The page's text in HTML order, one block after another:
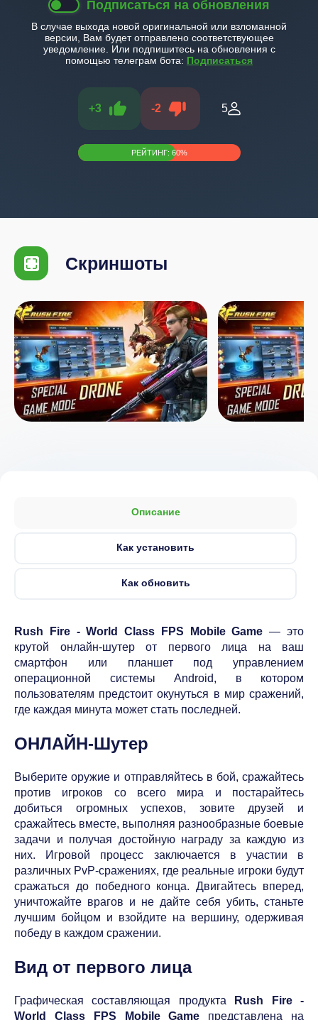
Подписаться на обновления
В случае выхода новой оригинальной или взломанной
версии, Вам будет отправлено соответствующее
уведомление. Или подпишитесь на обновления с
помощью телеграм бота: Подписаться
+3 -2 5
РЕЙТИНГ: 60%
Скриншоты
Описание
Как установить
Как обновить
Rush Fire - World Class FPS Mobile Game— это
крутой онлайн-шутер от первого лица на ваш
смартфон или планшет под управлением
операционной системы Android, в котором
пользователям предстоит окунуться в мир сражений,
где каждая минута может стать последней.
ОНЛАЙН-Шутер
Выберите оружие и отправляйтесь в бой, сражайтесь
против игроков со всего мира и постарайтесь
добиться огромных успехов, зовите друзей и
сражайтесь вместе, выполняя разнообразные боевые
задачи и получая достойную награду за каждую из
них. Игровой процесс заключается в участии в
различных PvP-сражениях, где реальные игроки будут
сражаться до победного конца. Двигайтесь вперед,
уничтожайте врагов и не дайте себя убить, станьте
лучшим бойцом и взойдите на вершину, одерживая
победу в каждом сражении.
Вид от первого лица
Графическая составляющая продукта
Rush Fire -
World Class FPS Mobile Game представлена на